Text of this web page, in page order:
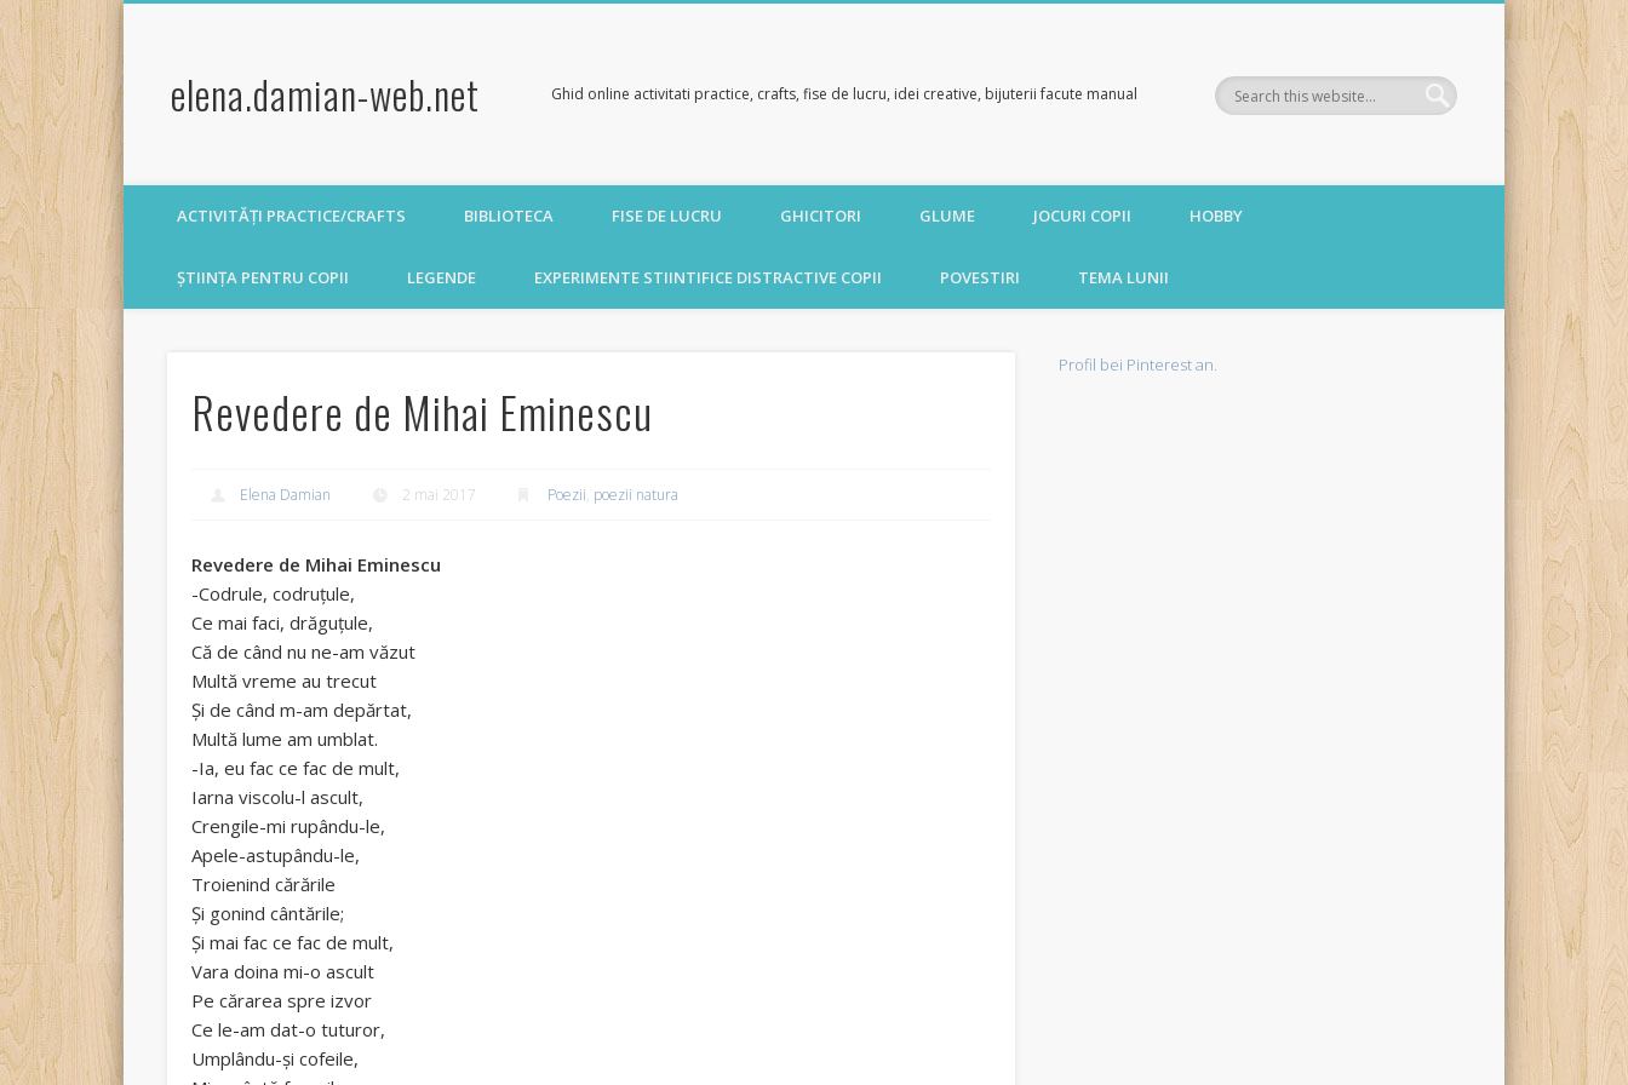
elena.damian-web.net Ghid online activitati practice, crafts, fise de lucru, idei creative, bijuterii facute manual
ACTIVITĂȚI PRACTICE/CRAFTS BIBLIOTECA FISE DE LUCRU GHICITORI GLUME JOCURI COPII HOBBY
ȘTIINȚA PENTRU COPII LEGENDE EXPERIMENTE STIINTIFICE DISTRACTIVE COPII POVESTIRI TEMA LUNII
Revedere de Mihai Eminescu
Elena Damian 2 mai 2017 Poezii, poezii natura
Revedere de Mihai Eminescu
-Codrule, codruţule,
Ce mai faci, drăguţule,
Că de când nu ne-am văzut
Multă vreme au trecut
Şi de când m-am depărtat,
Multă lume am umblat.
-Ia, eu fac ce fac de mult,
Iarna viscolu-l ascult,
Crengile-mi rupându-le,
Apele-astupându-le,
Troienind cărările
Şi gonind cântările;
Şi mai fac ce fac de mult,
Vara doina mi-o ascult
Pe cărarea spre izvor
Ce le-am dat-o tuturor,
Umplându-şi cofeile,
Profil bei Pinterest an.